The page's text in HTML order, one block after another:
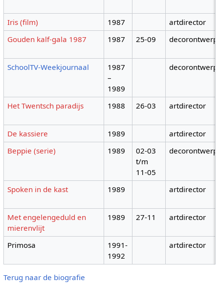
Iris (film) 1987
artdirector
Gouden kalf-gala 1987
1987 25-09
SchoolTV-Weekjournaal
1987
–
1989
Het Twentsch paradijs 1988 26-03 artdirector
De kassiere 1989
artdirector
Beppie (serie)
1989
02-03
t/m
11-05
Spoken in de kast 1989 artdirector
Met engelengeduld en
mierenvlijt
1989 27-11 artdirector
Primosa
1991-
1992
artdirector
Terug naar de biografie